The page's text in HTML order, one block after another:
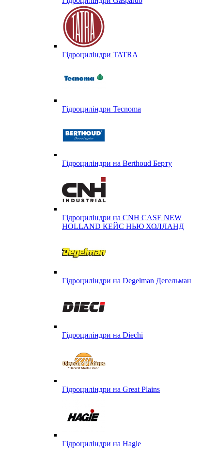
Гідроциліндри TATRA
Гідроциліндри Tecnoma
Гідроциліндри на Berthoud Берту
Гідроциліндри на CNH CASE NEW
HOLLAND КЕЙС НЬЮ ХОЛЛАНД
Гідроциліндри на Degelman Дегельман
Гідроциліндри на Diechi
Гідроциліндри на Great Plains
Гідроциліндри на Hagie